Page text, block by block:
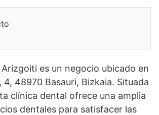
es un negocio ubicado en
4, 48970 Basauri, Bizkaia. Situada
clínica dental ofrece una amplia
dentales para satisfacer las